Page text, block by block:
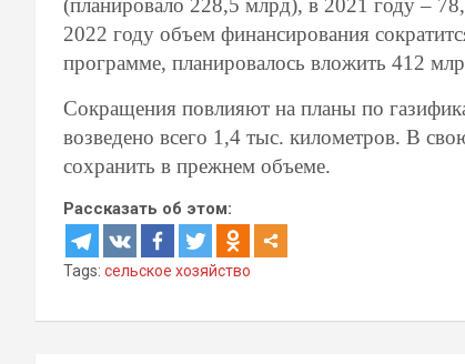
(планировало 228,5 млрд), в 2021 году –
2022 году объем финансирования
программе, планировалось вложить 412
Сокращения повлияют на планы по
возведено всего 1,4 тыс. километров. В
сохранить в прежнем объеме.
Рассказать об этом:
Tags: сельское хозяйство